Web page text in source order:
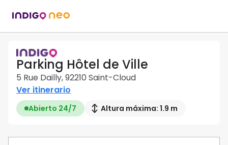
Parking Hôtel de Ville
5 Rue Dailly, 92210 Saint-Cloud
Ver itinerario
Abierto 24/7 Altura máxima: 1.9 m